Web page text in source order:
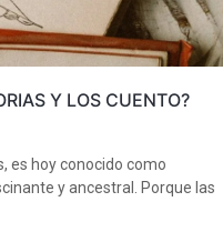
Y LOS CUENTO?
es hoy conocido como
y ancestral. Porque las